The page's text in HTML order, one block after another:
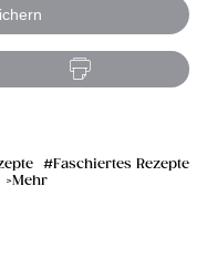
Faschiertes Rezepte
Mehr